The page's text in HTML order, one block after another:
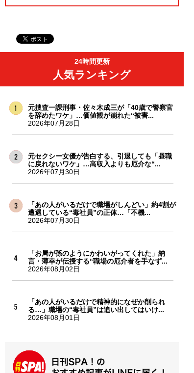
24時間更新
人気ランキング
元捜査一課刑事・佐々木成三が「40歳で警察官
を辞めたワケ」…価値観が崩れた“被害...
2026年07月28日
元セクシー女優が告白する、引退しても「昼職
に戻れないワケ」…高収入よりも厄介な“...
2026年07月30日
「あの人がいるだけで職場がしんどい」約4割が
遭遇している“毒社員”の正体…「不機...
2026年07月30日
「お局が孫のようにかわいがってくれた」納
言・薄幸が伝授する“職場の厄介者を手なず...
2026年08月02日
「あの人がいるだけで精神的になぜか削られ
る…」職場の“毒社員”は追い出してはいけ...
2026年08月01日